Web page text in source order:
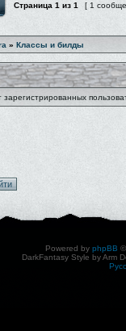
Страница 1 из 1 [ 1
» Классы и билды
Powered by phpBB
DarkFantasy Style by Arm